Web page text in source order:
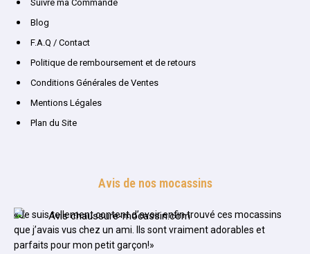
Suivre ma Commande
Blog
F.A.Q / Contact
Politique de remboursement et de retours
Conditions Générales de Ventes
Mentions Légales
Plan du Site
Avis de nos mocassins
«Je suis tellement content d’avoir enfin trouvé ces mocassins
que j’avais vus chez un ami. Ils sont vraiment adorables et
parfaits pour mon petit garçon!»